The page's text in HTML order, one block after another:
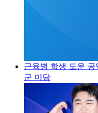
근육병 학생 도운
군 미담